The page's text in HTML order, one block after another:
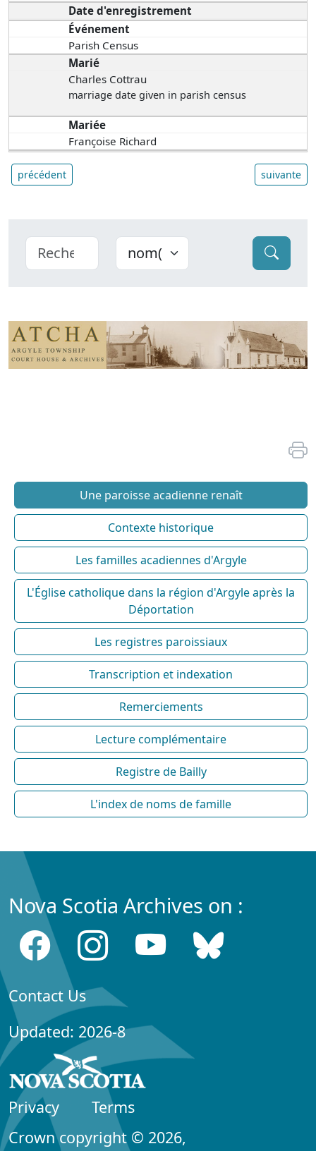
Date d'enregistrement
Événement
Parish Census
Marié
Charles Cottrau
marriage date given in parish census
Mariée
Françoise Richard
précédent suivante
Une paroisse acadienne renaît
Contexte historique
Les familles acadiennes d'Argyle
L'Église catholique dans la région d'Argyle après la
Déportation
Les registres paroissiaux
Transcription et indexation
Remerciements
Lecture complémentaire
Registre de Bailly
L'index de noms de famille
Nova Scotia Archives on :
Contact Us
Updated: 2026-8
Privacy
Terms
Crown copyright © 2026,